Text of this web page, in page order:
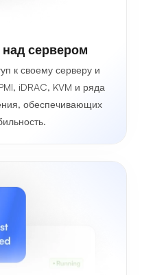
сервером
к своему серверу и
iDRAC, KVM и ряда
обеспечивающих